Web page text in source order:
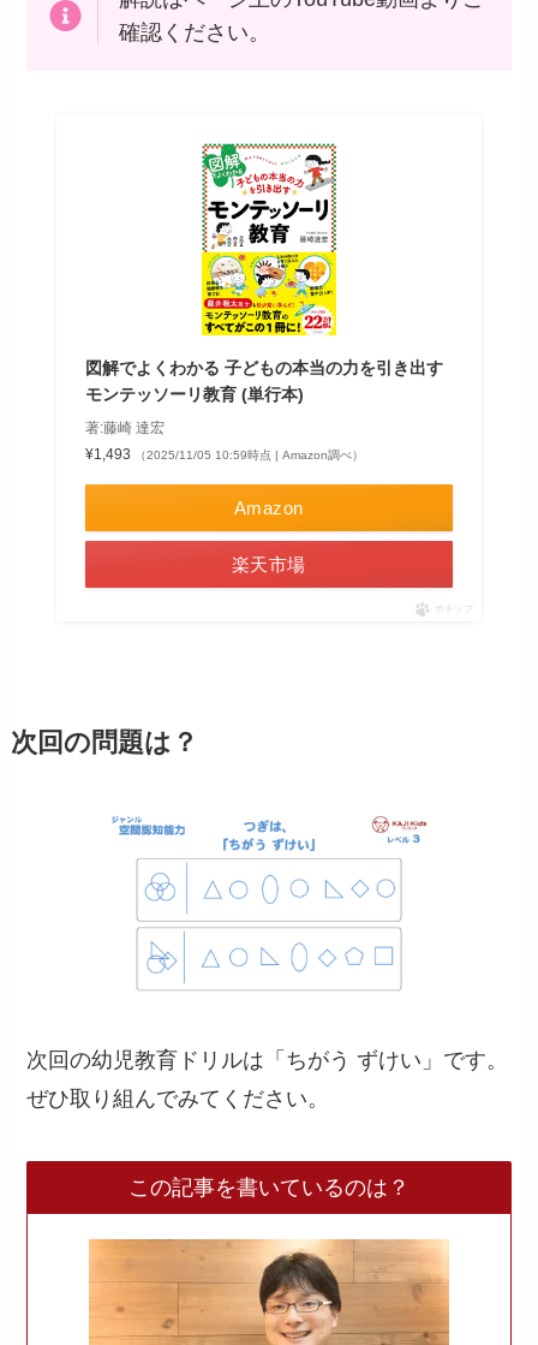
確認ください。
図解でよくわかる 子どもの本当の力を引き出す
モンテッソーリ教育 (単行本)
著:藤崎 達宏
¥1,493
（2025/11/05 10:59時点 | Amazon調べ）
Amazon
楽天市場
ポチップ
次回の問題は？
次回の幼児教育ドリルは「ちがう ずけい」です。
ぜひ取り組んでみてください。
この記事を書いているのは？